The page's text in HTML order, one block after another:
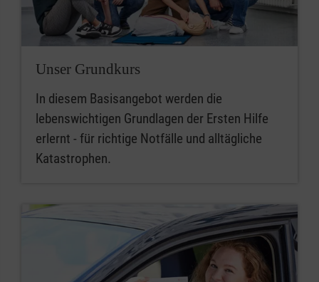
Unser Grundkurs
In diesem Basisangebot werden die
lebenswichtigen Grundlagen der Ersten Hilfe
erlernt - für richtige Notfälle und alltägliche
Katastrophen.